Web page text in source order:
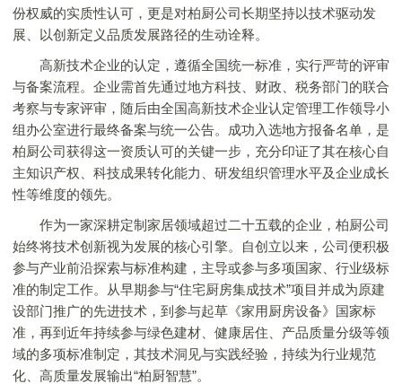
份权威的实质性认可，更是对柏厨公司长期坚持以技术驱动发
展、以创新定义品质发展路径的生动诠释。
高新技术企业的认定，遵循全国统一标准，实行严苛的评审
与备案流程。企业需首先通过地方科技、财政、税务部门的联合
考察与专家评审，随后由全国高新技术企业认定管理工作领导小
组办公室进行最终备案与统一公告。成功入选地方报备名单，是
柏厨公司获得这一资质认可的关键一步，充分印证了其在核心自
主知识产权、科技成果转化能力、研发组织管理水平及企业成长
性等维度的领先。
作为一家深耕定制家居领域超过二十五载的企业，柏厨公司
始终将技术创新视为发展的核心引擎。自创立以来，公司便积极
参与产业前沿探索与标准构建，主导或参与多项国家、行业级标
准的制定工作。从早期参与“住宅厨房集成技术”项目并成为原建
设部门推广的先进技术，到参与起草《家用厨房设备》国家标
准，再到近年持续参与绿色建材、健康居住、产品质量分级等领
域的多项标准制定，其技术洞见与实践经验，持续为行业规范
化、高质量发展输出“柏厨智慧”。